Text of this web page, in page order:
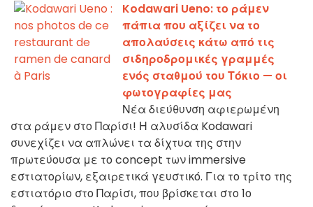
Kodawari Ueno: το ράμεν
πάπια που αξίζει να το
απολαύσεις κάτω από τις
σιδηροδρομικές γραμμές
ενός σταθμού του Τόκιο — οι
φωτογραφίες μας
Νέα διεύθυνση αφιερωμένη
στα ράμεν στο Παρίσι! Η αλυσίδα Kodawari
συνεχίζει να απλώνει τα δίχτυα της στην
πρωτεύουσα με το concept των immersive
εστιατορίων, εξαιρετικά γευστικό. Για το τρίτο της
εστιατόριο στο Παρίσι, που βρίσκεται στο 1ο